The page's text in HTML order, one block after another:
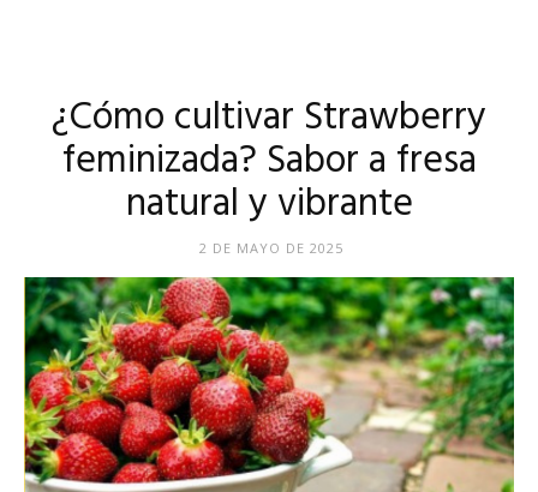
¿Cómo cultivar Strawberry
feminizada? Sabor a fresa
natural y vibrante
2 DE MAYO DE 2025